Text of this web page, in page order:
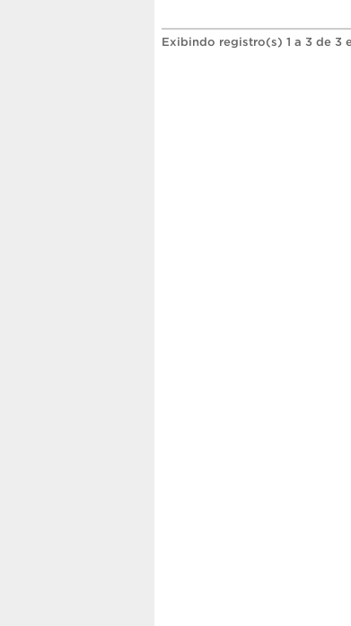
Exibindo registro(s) 1 a 3 de 3